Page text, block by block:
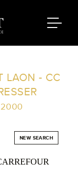
LAON - CC
NEW SEARCH